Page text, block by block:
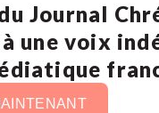
Journal
une voix